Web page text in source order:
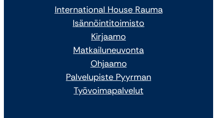
International House Rauma
Isännöintitoimisto
Kirjaamo
Matkailuneuvonta
Ohjaamo
Palvelupiste Pyyrman
Työvoimapalvelut